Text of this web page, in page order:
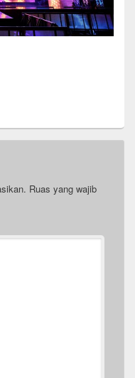
Ruas yang wajib